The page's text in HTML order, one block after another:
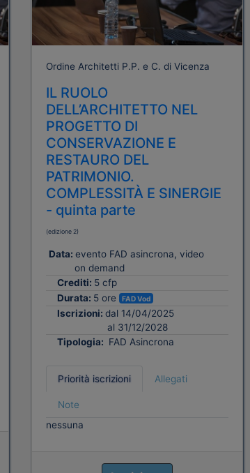
Ordine Architetti P.P. e C. di Vicenza
IL RUOLO
DELL’ARCHITETTO NEL
PROGETTO DI
CONSERVAZIONE E
RESTAURO DEL
PATRIMONIO.
COMPLESSITÀ E SINERGIE
- quinta parte
(edizione 2)
Data: evento FAD asincrona, video
on demand
Crediti: 5 cfp
Durata: 5 ore FAD Vod
Iscrizioni: dal 14/04/2025
al 31/12/2028
Tipologia: FAD Asincrona
Priorità iscrizioni Allegati
Note
nessuna